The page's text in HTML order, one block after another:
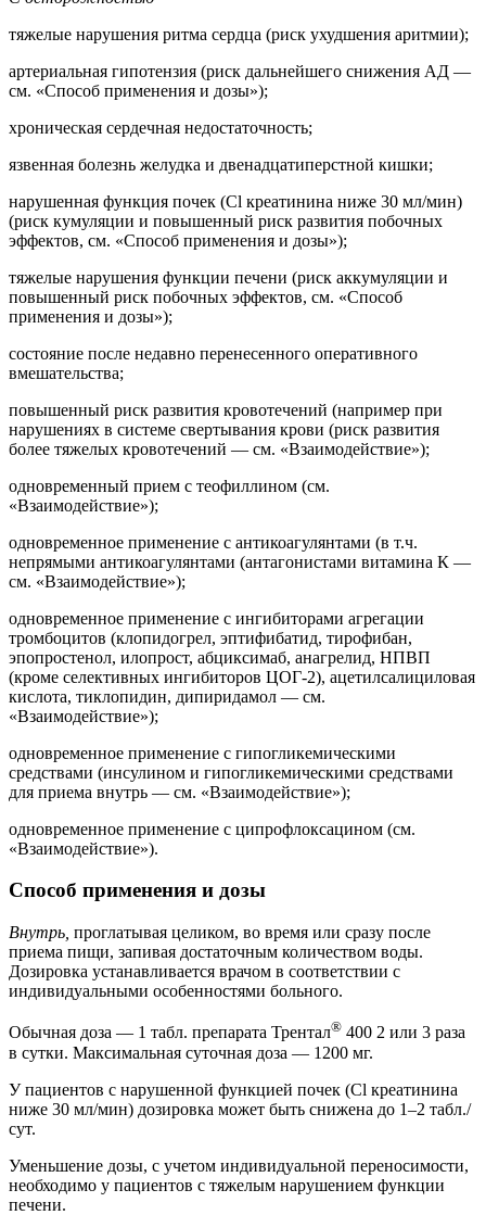
тяжелые нарушения ритма сердца (риск ухудшения аритмии);
артериальная гипотензия (риск дальнейшего снижения АД —
см. «Способ применения и дозы»);
хроническая сердечная недостаточность;
язвенная болезнь желудка и двенадцатиперстной кишки;
нарушенная функция почек (Cl креатинина ниже 30 мл/мин)
(риск кумуляции и повышенный риск развития побочных
эффектов, см. «Способ применения и дозы»);
тяжелые нарушения функции печени (риск аккумуляции и
повышенный риск побочных эффектов, см. «Способ
применения и дозы»);
состояние после недавно перенесенного оперативного
вмешательства;
повышенный риск развития кровотечений (например при
нарушениях в системе свертывания крови (риск развития
более тяжелых кровотечений — см. «Взаимодействие»);
одновременный прием с теофиллином (см.
«Взаимодействие»);
одновременное применение с антикоагулянтами (в т.ч.
непрямыми антикоагулянтами (антагонистами витамина К —
см. «Взаимодействие»);
одновременное применение с ингибиторами агрегации
тромбоцитов (клопидогрел, эптифибатид, тирофибан,
эпопростенол, илопрост, абциксимаб, анагрелид, НПВП
(кроме селективных ингибиторов ЦОГ-2), ацетилсалициловая
кислота, тиклопидин, дипиридамол — см.
«Взаимодействие»);
одновременное применение с гипогликемическими
средствами (инсулином и гипогликемическими средствами
для приема внутрь — см. «Взаимодействие»);
одновременное применение с ципрофлоксацином (см.
«Взаимодействие»).
Способ применения и дозы
Внутрь, проглатывая целиком, во время или сразу после
приема пищи, запивая достаточным количеством воды.
Дозировка устанавливается врачом в соответствии с
индивидуальными особенностями больного.
Обычная доза — 1 табл. препарата Трентал® 400 2 или 3 раза
в сутки. Максимальная суточная доза — 1200 мг.
У пациентов с нарушенной функцией почек (Cl креатинина
ниже 30 мл/мин) дозировка может быть снижена до 1–2 табл./
сут.
Уменьшение дозы, с учетом индивидуальной переносимости,
необходимо у пациентов с тяжелым нарушением функции
печени.